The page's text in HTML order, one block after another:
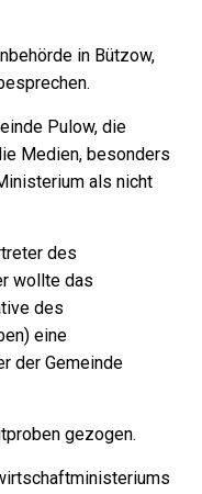
in Bützow,
Pulow, die
Medien, besonders
als nicht
des
wollte das
des
eine
der Gemeinde
gezogen.